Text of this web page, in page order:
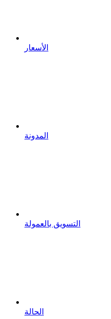
الأسعار
المدونة
التسويق بالعمولة
الحالة